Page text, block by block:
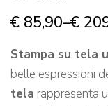
€ 85,90–€
Stampa su tela
belle espressioni
tela rappresenta